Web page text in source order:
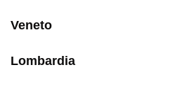
Veneto
Lombardia